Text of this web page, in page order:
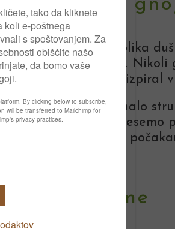
posebna oblika
(in jajčeca polžev). Nikoli
kot onesnaževalec izpiral
gredicah malo
ki ga potresemo
ali sajenje sadik
več.
strune